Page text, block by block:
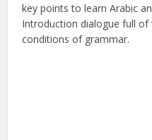
key points to learn Arabic
Introduction dialogue full
conditions of grammar.